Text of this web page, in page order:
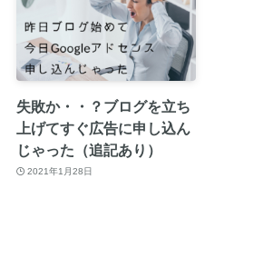
失敗か・・？ブログを立ち
上げてすぐ広告に申し込ん
じゃった（追記あり）
2021年1月28日